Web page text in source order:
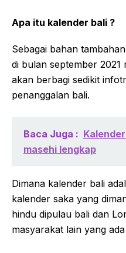
Apa itu kalender bali ?
Sebagai bahan
di bulan september 2021
akan berbagi sedikit
penanggalan bali.
Baca Juga :
masehi lengkap
Dimana kalender bali
kalender saka yang
hindu dipulau bali dan
masyarakat lain yang